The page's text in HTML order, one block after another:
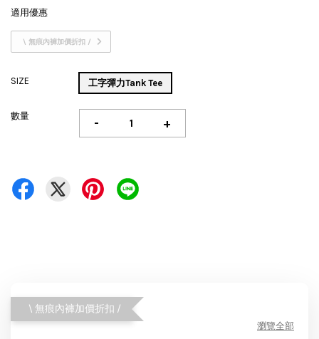
適用優惠
\ 無痕內褲加價折扣 /
SIZE 工字彈力Tank Tee
數量 - +
\ 無痕內褲加價折扣 /
瀏覽全部